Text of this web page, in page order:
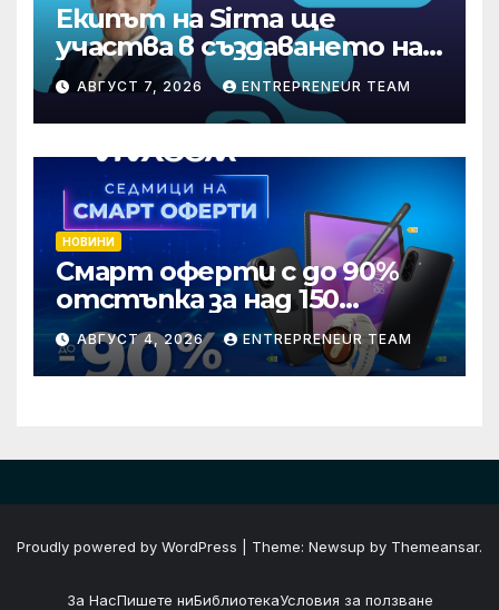
Екипът на Sirma ще
участва в създаването на
международните
стандарти за навлизане на
изкуствен интелект в
хотелиерството
АВГУСТ 7, 2026 ENTREPRENEUR TEAM
НОВИНИ
Смарт оферти с до 90%
отстъпка за над 150
устройства от Vivacom
през август
АВГУСТ 4, 2026 ENTREPRENEUR TEAM
Proudly powered by WordPress Theme: Newsup by Themeansar.
За НасПишете ниБиблиотекаУсловия за ползване